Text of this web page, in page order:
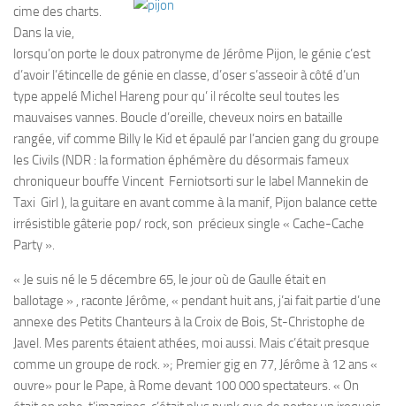
cime des charts.
Dans la vie,
lorsqu’on porte le doux patronyme de Jérôme Pijon, le génie c’est
d’avoir l’étincelle de génie en classe, d’oser s’asseoir à côté d’un
type appelé Michel Hareng pour qu’ il récolte seul toutes les
mauvaises vannes. Boucle d’oreille, cheveux noirs en bataille
rangée, vif comme Billy le Kid et épaulé par l’ancien gang du groupe
les Civils (NDR : la formation éphémère du désormais fameux
chroniqueur bouffe Vincent Ferniotsorti sur le label Mannekin de
Taxi Girl ), la guitare en avant comme à la manif, Pijon balance cette
irrésistible gâterie pop/ rock, son précieux single « Cache-Cache
Party ».
« Je suis né le 5 décembre 65, le jour où de Gaulle était en
ballotage » , raconte Jérôme, « pendant huit ans, j’ai fait partie d’une
annexe des Petits Chanteurs à la Croix de Bois, St-Christophe de
Javel. Mes parents étaient athées, moi aussi. Mais c’était presque
comme un groupe de rock. »; Premier gig en 77, Jérôme à 12 ans «
ouvre» pour le Pape, à Rome devant 100 000 spectateurs. « On